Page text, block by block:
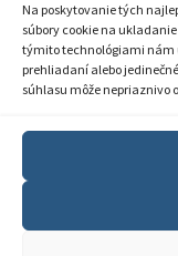
Na poskytovanie tých
súbory cookie na
týmito technológiami nám
prehliadaní alebo
súhlasu môže nepriaznivo
Národný inštitút
mládeže
Stromová 1, 831